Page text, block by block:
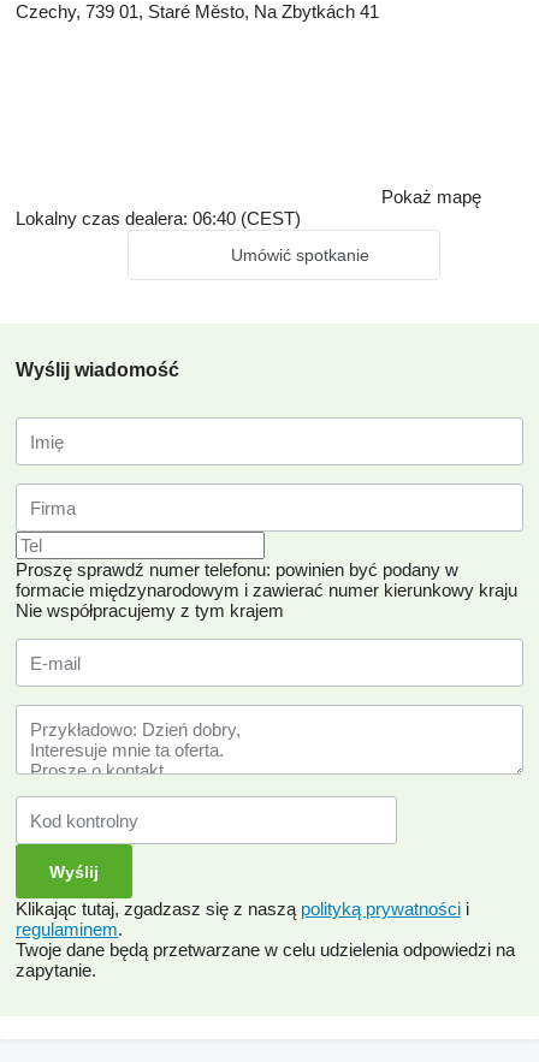
Czechy, 739 01, Staré Město, Na Zbytkách 41
Pokaż mapę
Lokalny czas dealera: 06:40 (CEST)
Umówić spotkanie
Wyślij wiadomość
Proszę sprawdź numer telefonu: powinien być podany w
formacie międzynarodowym i zawierać numer kierunkowy kraju
Nie współpracujemy z tym krajem
Klikając tutaj, zgadzasz się z naszą polityką prywatności i
regulaminem.
Twoje dane będą przetwarzane w celu udzielenia odpowiedzi na
zapytanie.